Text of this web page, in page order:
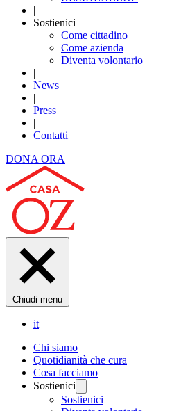
|
Sostienici
Come cittadino
Come azienda
Diventa volontario
|
News
|
Press
|
Contatti
DONA ORA
Chiudi menu
it
Chi siamo
Quotidianità che cura
Cosa facciamo
Sostienici
Sostienici